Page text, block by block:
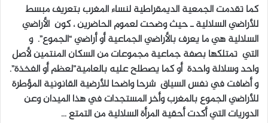
كما تقدمت الجمعية الديمقراطية لنساء المغرب بتعريف مبسط
للأراضي السلالية ـ حيث وضحت لعموم الحاضرين ، كون الأراضي
السلالية هي ما يعرف بالأراضي الجماعية أو أراضي “الجموع”. و
التي تمتلكها بصفة جماعية مجموعات من السكان المنتمين لأصل
واحد وسلالة واحدة أو كما يصطلح عليه بالعامية”لعظم أو الفخذة”.
و أضافت في نفس السياق شرحا واضحا للأرضية القانونية المؤطرة
للأراضي الجموع بالمغرب وأخر المستجدات في هذا الميدان وعن
الدوريات التي أكدت أحقية المرأة السلالية من التمتع …